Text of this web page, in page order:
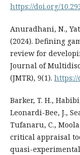
https://doi.org/
Anuradhani, N.,
(2024). Defining
review for
Journal of
(JMTR), 9(1). https://
Barker, T. H.,
Leonardi-Bee, J.,
Tufanaru, C.,
critical appraisal
quasi-